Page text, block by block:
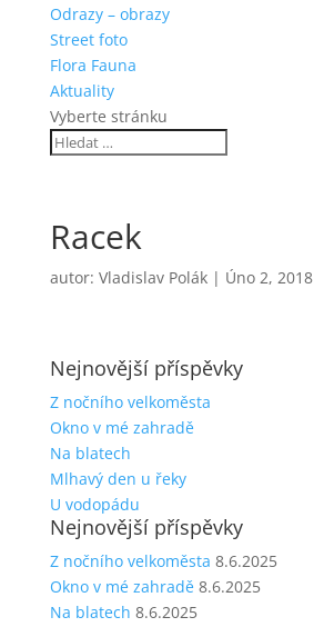
Odrazy – obrazy
Street foto
Flora Fauna
Aktuality
Vyberte stránku
Racek
autor: Vladislav Polák| Úno 2, 2018
Nejnovější příspěvky
Z nočního velkoměsta
Okno v mé zahradě
Na blatech
Mlhavý den u řeky
U vodopádu
Nejnovější příspěvky
Z nočního velkoměsta 8.6.2025
Okno v mé zahradě 8.6.2025
Na blatech 8.6.2025